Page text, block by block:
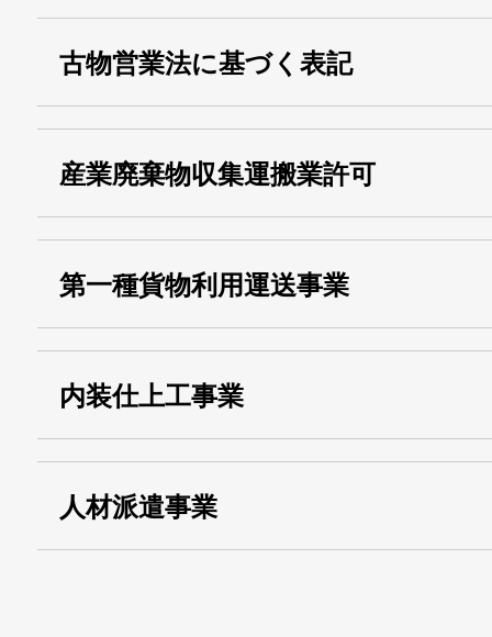
古物営業法に基づく表記
産業廃棄物収集運搬業許可
運搬業許可証番号：
13000155805
第一種貨物利用運送事業
事業
関自貨：
内装仕上工事業
人材派遣事業